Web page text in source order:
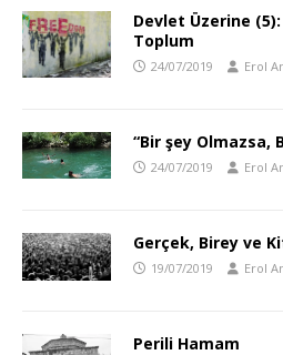
Devlet Üzerine
Toplum
24/07/2019 Erol
“Bir şey Olmazsa,
24/07/2019 Erol
Gerçek, Birey ve
19/07/2019 Erol
Perili Hamam